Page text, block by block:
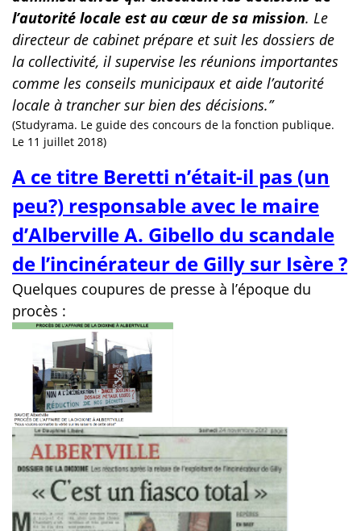
l’autorité locale est au cœur de sa mission. Le
directeur de cabinet prépare et suit les dossiers de
la collectivité, il supervise les réunions importantes
comme les conseils municipaux et aide l’autorité
locale à trancher sur bien des décisions.’’
(Studyrama. Le guide des concours de la fonction publique.
Le 11 juillet 2018)
A ce titre Beretti n’était-il pas (un
peu?) responsable avec le maire
d’Alberville A. Gibello du scandale
de l’incinérateur de Gilly sur Isère ?
Quelques coupures de presse à l’époque du
procès :